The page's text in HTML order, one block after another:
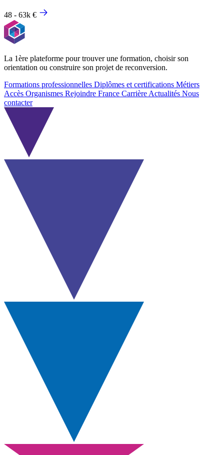
48 - 63k €
La 1ère plateforme pour trouver une formation, choisir son
orientation ou construire son projet de reconversion.
Formations professionnelles Diplômes et certifications Métiers
Accès Organismes Rejoindre France Carrière Actualités Nous
contacter